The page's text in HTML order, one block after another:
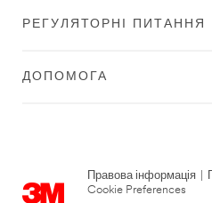
РЕГУЛЯТОРНІ ПИТАННЯ
ДОПОМОГА
Правова інформація
Cookie Preferences